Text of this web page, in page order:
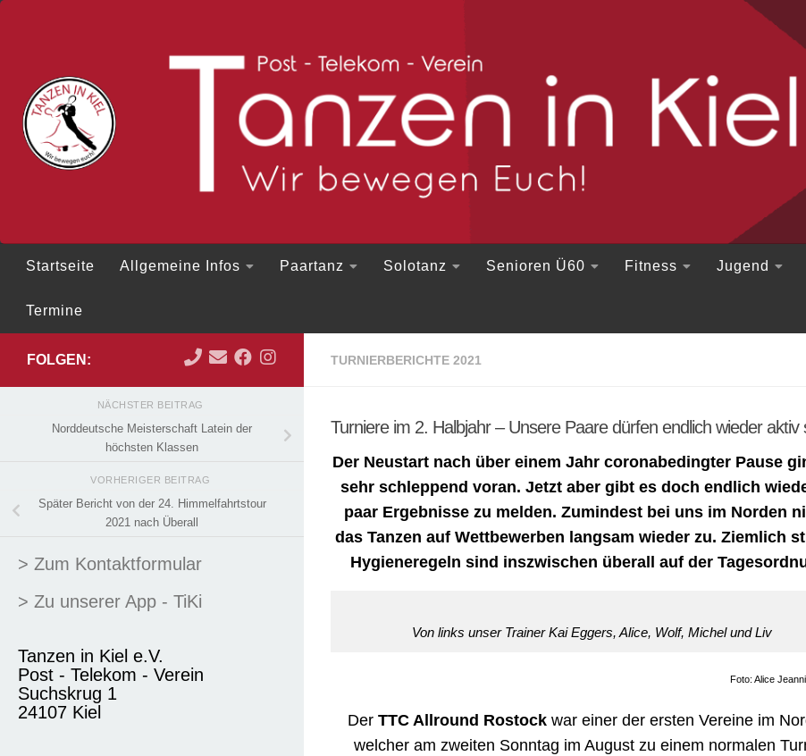
Startseite Allgemeine Infos Paartanz Solotanz Senioren Ü60 Fitness Jugend
Termine
TURNIERBERICHTE 2021
Turniere im 2. Halbjahr – Unsere Paare dürfen endlich wieder aktiv
Der Neustart nach über einem Jahr coronabedingter Pause
sehr schleppend voran. Jetzt aber gibt es doch endlich
paar Ergebnisse zu melden. Zumindest bei uns im Norden
das Tanzen auf Wettbewerben langsam wieder zu. Ziemlich
Hygieneregeln sind inszwischen überall auf der
Von links unser Trainer Kai Eggers, Alice, Wolf, Michel und Liv
Foto: Alice
Der TTC Allround Rostockwar einer der ersten Vereine im
welcher am zweiten Sonntag im August zu einem normalen
FOLGEN:
NÄCHSTER BEITRAG
Norddeutsche Meisterschaft Latein der
höchsten Klassen
VORHERIGER BEITRAG
Später Bericht von der 24. Himmelfahrtstour
2021 nach Überall
> Zum Kontaktformular
> Zu unserer App - TiKi
Tanzen in Kiel e.V.
Post - Telekom - Verein
Suchskrug 1
24107 Kiel